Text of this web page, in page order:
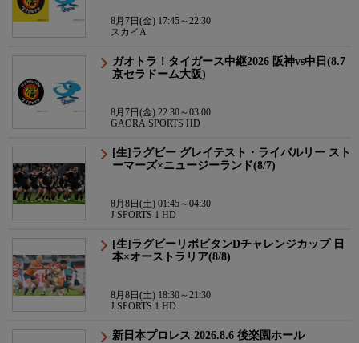
8月7日(金) 17:45～22:30
スカイA
ガオトラ！タイガース中継2026 阪神vs中日(8.7
京セラドーム大阪)
8月7日(金) 22:30～03:00
GAORA SPORTS HD
[生]ラグビー グレイテスト・ライバルリー スト
ーマーズ×ニュージーランド(8/7)
8月8日(土) 01:45～04:30
J SPORTS 1 HD
[生]ラグビーリポビタンDチャレンジカップ 日
本×オーストラリア(8/8)
8月8日(土) 18:30～21:30
J SPORTS 1 HD
新日本プロレス 2026.8.6 後楽園ホール